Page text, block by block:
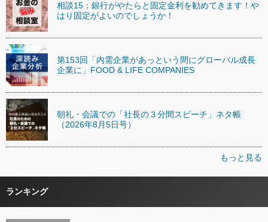
相談15：銀行がやたらと固定金利を勧めてきます！や
はり固定がよいのでしょうか！
第153回「内需企業があっという間にグローバル成長
企業に」FOOD & LIFE COMPANIES
朝礼・会議での「社長の３分間スピーチ」ネタ帳
（2026年8月5日号）
もっと見る
ランキング